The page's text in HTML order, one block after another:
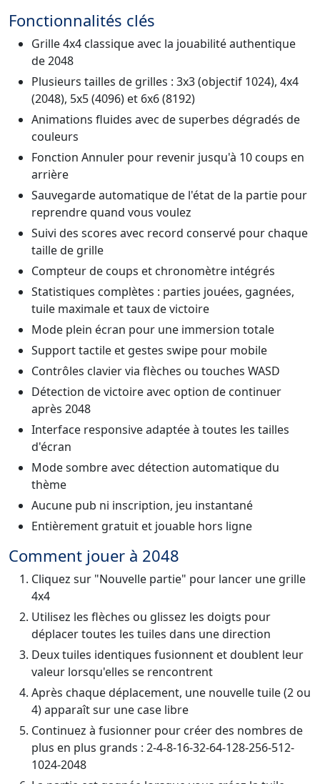
Fonctionnalités clés
Grille 4x4 classique avec la jouabilité authentique
de 2048
Plusieurs tailles de grilles : 3x3 (objectif 1024), 4x4
(2048), 5x5 (4096) et 6x6 (8192)
Animations fluides avec de superbes dégradés de
couleurs
Fonction Annuler pour revenir jusqu'à 10 coups en
arrière
Sauvegarde automatique de l'état de la partie pour
reprendre quand vous voulez
Suivi des scores avec record conservé pour chaque
taille de grille
Compteur de coups et chronomètre intégrés
Statistiques complètes : parties jouées, gagnées,
tuile maximale et taux de victoire
Mode plein écran pour une immersion totale
Support tactile et gestes swipe pour mobile
Contrôles clavier via flèches ou touches WASD
Détection de victoire avec option de continuer
après 2048
Interface responsive adaptée à toutes les tailles
d'écran
Mode sombre avec détection automatique du
thème
Aucune pub ni inscription, jeu instantané
Entièrement gratuit et jouable hors ligne
Comment jouer à 2048
Cliquez sur "Nouvelle partie" pour lancer une grille
4x4
Utilisez les flèches ou glissez les doigts pour
déplacer toutes les tuiles dans une direction
Deux tuiles identiques fusionnent et doublent leur
valeur lorsqu'elles se rencontrent
Après chaque déplacement, une nouvelle tuile (2 ou
4) apparaît sur une case libre
Continuez à fusionner pour créer des nombres de
plus en plus grands : 2-4-8-16-32-64-128-256-512-
1024-2048